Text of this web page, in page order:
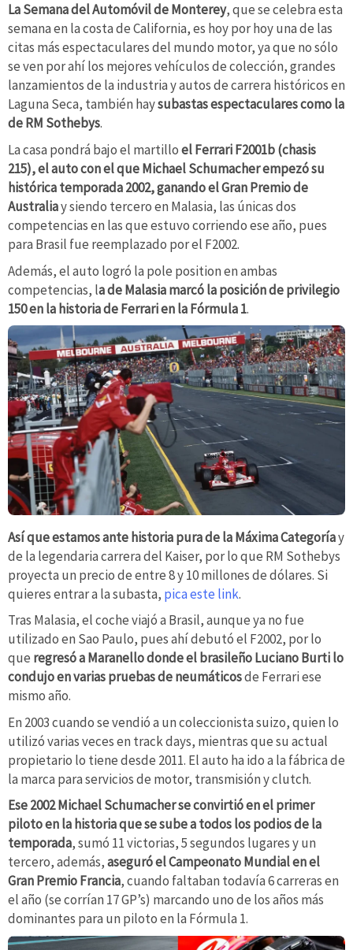
La Semana del Automóvil de Monterey, que se celebra esta
semana en la costa de California, es hoy por hoy una de las
citas más espectaculares del mundo motor, ya que no sólo
se ven por ahí los mejores vehículos de colección, grandes
lanzamientos de la industria y autos de carrera históricos en
Laguna Seca, también haysubastas espectaculares como la
de RM Sothebys.
La casa pondrá bajo el martilloel Ferrari F2001b (chasis
215), el auto con el que Michael Schumacher empezó su
histórica temporada 2002, ganando el Gran Premio de
Australiay siendo tercero en Malasia, las únicas dos
competencias en las que estuvo corriendo ese año, pues
para Brasil fue reemplazado por el F2002.
Además, el auto logró la pole position en ambas
competencias, la de Malasia marcó la posición de privilegio
150 en la historia de Ferrari en la Fórmula 1.
Así que estamos ante historia pura de la Máxima Categoríay
de la legendaria carrera del Kaiser, por lo que RM Sothebys
proyecta un precio de entre 8 y 10 millones de dólares. Si
quieres entrar a la subasta, pica este link.
Tras Malasia, el coche viajó a Brasil, aunque ya no fue
utilizado en Sao Paulo, pues ahí debutó el F2002, por lo
que regresó a Maranello donde el brasileño Luciano Burti lo
condujo en varias pruebas de neumáticosde Ferrari ese
mismo año.
En 2003 cuando se vendió a un coleccionista suizo, quien lo
utilizó varias veces en track days, mientras que su actual
propietario lo tiene desde 2011. El auto ha ido a la fábrica de
la marca para servicios de motor, transmisión y clutch.
Ese 2002 Michael Schumacher se convirtió en el primer
piloto en la historia que se sube a todos los podios de la
temporada, sumó 11 victorias, 5 segundos lugares y un
tercero, además,aseguró el Campeonato Mundial en el
Gran Premio Francia, cuando faltaban todavía 6 carreras en
el año (se corrían 17 GP’s) marcando uno de los años más
dominantes para un piloto en la Fórmula 1.